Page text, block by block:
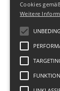
Cookies
Weitere